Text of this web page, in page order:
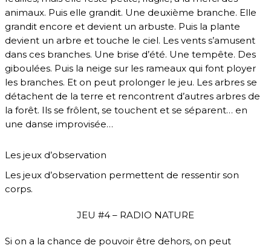
animaux. Puis elle grandit. Une deuxième branche. Elle
grandit encore et devient un arbuste. Puis la plante
devient un arbre et touche le ciel. Les vents s’amusent
dans ces branches. Une brise d’été. Une tempête. Des
giboulées. Puis la neige sur les rameaux qui font ployer
les branches. Et on peut prolonger le jeu. Les arbres se
détachent de la terre et rencontrent d’autres arbres de
la forêt. Ils se frôlent, se touchent et se séparent… en
une danse improvisée…
Les jeux d’observation
Les jeux d’observation permettent de ressentir son
corps.
JEU #4 – RADIO NATURE
Si on a la chance de pouvoir être dehors, on peut